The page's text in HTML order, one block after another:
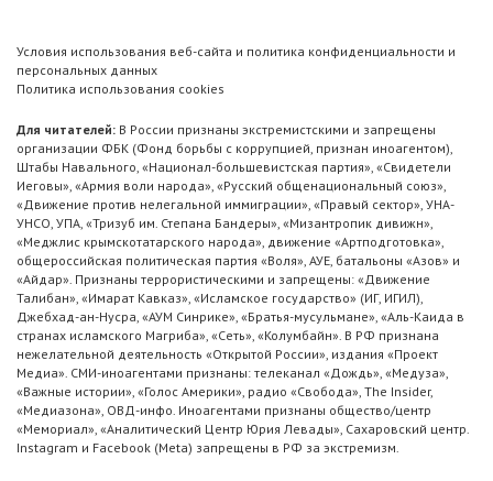
Условия использования веб-сайта и политика конфиденциальности и
персональных данных
Политика использования cookies
Для читателей: В России признаны экстремистскими и запрещены
организации ФБК (Фонд борьбы с коррупцией, признан иноагентом),
Штабы Навального, «Национал-большевистская партия», «Свидетели
Иеговы», «Армия воли народа», «Русский общенациональный союз»,
«Движение против нелегальной иммиграции», «Правый сектор», УНА-
УНСО, УПА, «Тризуб им. Степана Бандеры», «Мизантропик дивижн»,
«Меджлис крымскотатарского народа», движение «Артподготовка»,
общероссийская политическая партия «Воля», АУЕ, батальоны «Азов» и
«Айдар». Признаны террористическими и запрещены: «Движение
Талибан», «Имарат Кавказ», «Исламское государство» (ИГ, ИГИЛ),
Джебхад-ан-Нусра, «АУМ Синрике», «Братья-мусульмане», «Аль-Каида в
странах исламского Магриба», «Сеть», «Колумбайн». В РФ признана
нежелательной деятельность «Открытой России», издания «Проект
Медиа». СМИ-иноагентами признаны: телеканал «Дождь», «Медуза»,
«Важные истории», «Голос Америки», радио «Свобода», The Insider,
«Медиазона», ОВД-инфо. Иноагентами признаны общество/центр
«Мемориал», «Аналитический Центр Юрия Левады», Сахаровский центр.
Instagram и Facebook (Metа) запрещены в РФ за экстремизм.